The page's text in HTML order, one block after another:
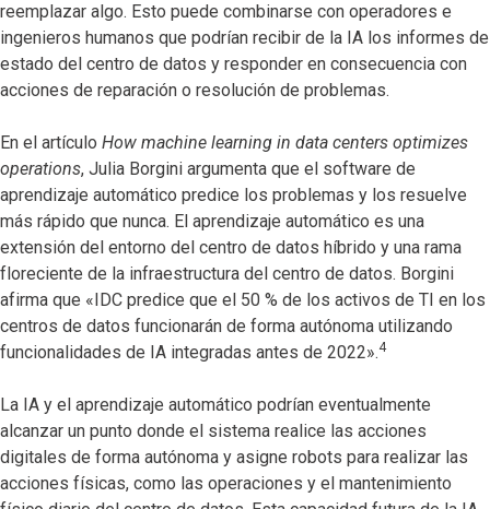
reemplazar algo. Esto puede combinarse con operadores e
ingenieros humanos que podrían recibir de la IA los informes de
estado del centro de datos y responder en consecuencia con
acciones de reparación o resolución de problemas.
En el artículo How machine learning in data centers optimizes
operations, Julia Borgini argumenta que el software de
aprendizaje automático predice los problemas y los resuelve
más rápido que nunca. El aprendizaje automático es una
extensión del entorno del centro de datos híbrido y una rama
floreciente de la infraestructura del centro de datos. Borgini
afirma que «IDC predice que el 50 % de los activos de TI en los
centros de datos funcionarán de forma autónoma utilizando
funcionalidades de IA integradas antes de 2022».4
La IA y el aprendizaje automático podrían eventualmente
alcanzar un punto donde el sistema realice las acciones
digitales de forma autónoma y asigne robots para realizar las
acciones físicas, como las operaciones y el mantenimiento